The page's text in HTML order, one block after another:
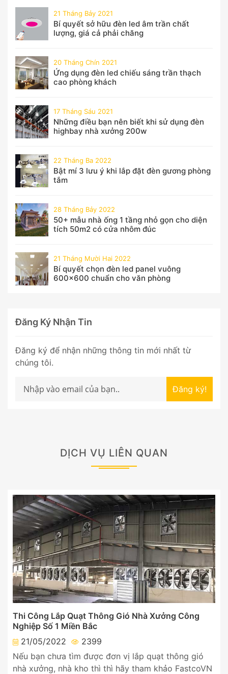
21 Tháng Bảy 2021
Bí quyết sở hữu đèn led âm trần chất
lượng, giá cả phải chăng
20 Tháng Chín 2021
Ứng dụng đèn led chiếu sáng trần thạch
cao phòng khách
17 Tháng Sáu 2021
Những điều bạn nên biết khi sử dụng đèn
highbay nhà xưởng 200w
22 Tháng Ba 2022
Bật mí 3 lưu ý khi lắp đặt đèn gương phòng
tắm
28 Tháng Bảy 2022
50+ mẫu nhà ống 1 tầng nhỏ gọn cho diện
tích 50m2 có cửa nhôm đúc
21 Tháng Mười Hai 2022
Bí quyết chọn đèn led panel vuông
600x600 chuẩn cho văn phòng
Đăng Ký Nhận Tin
Đăng ký để nhận những thông tin mới nhất từ
chúng tôi.
Đăng ký!
DỊCH VỤ LIÊN QUAN
Thi Công Lắp Quạt Thông Gió Nhà Xưởng Công
Nghiệp Số 1 Miền Bắc
21/05/2022
2399
Nếu bạn chưa tìm được đơn vị lắp quạt thông gió
nhà xưởng, nhà kho thì thì hãy tham khảo FastcoVN